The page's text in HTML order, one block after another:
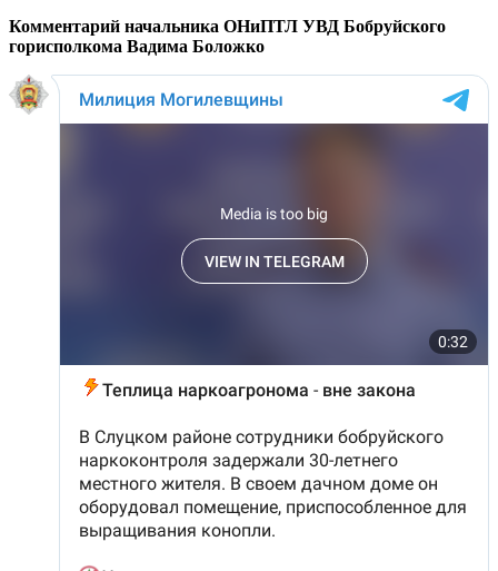
Комментарий начальника ОНиПТЛ УВД Бобруйского
горисполкома Вадима Боложко